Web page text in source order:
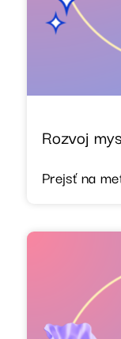
Rozvoj
Prejsť na